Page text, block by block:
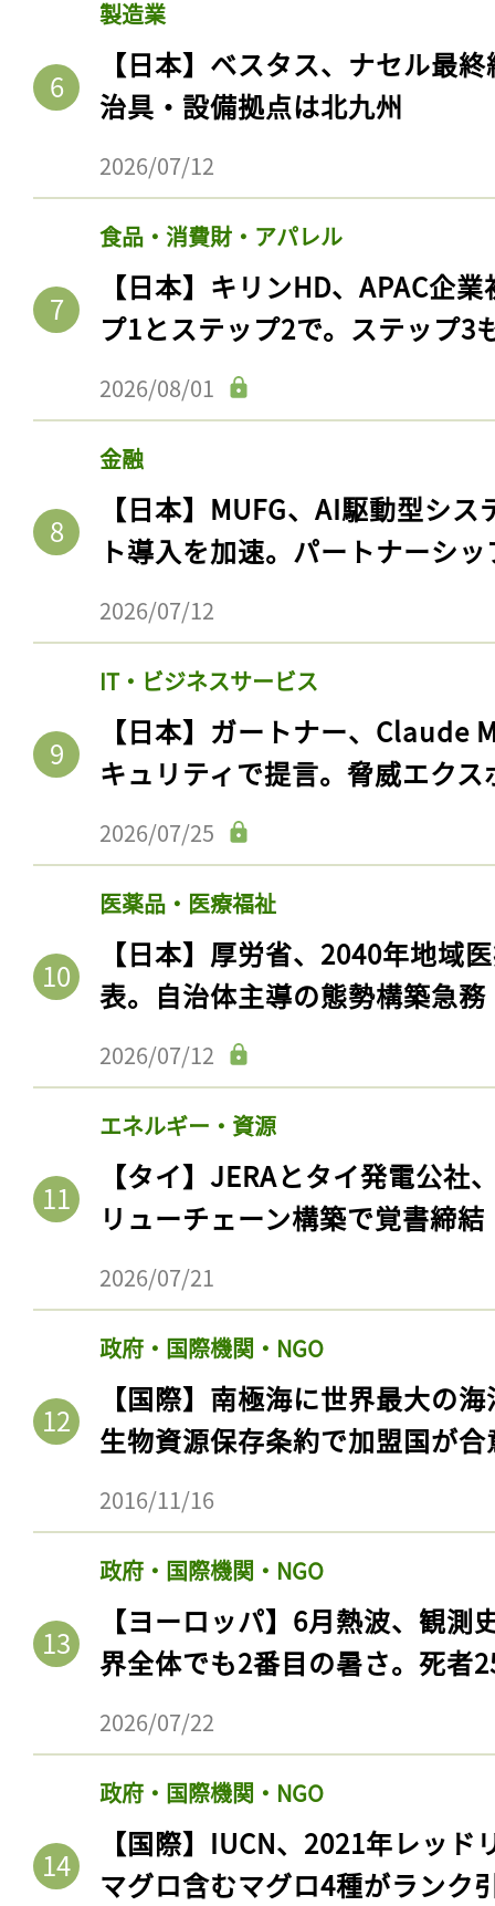
製造業
【日本】ベスタス、ナセル最
治具・設備拠点は北九州
2026/07/12
食品・消費財・アパレル
【日本】キリンHD、APAC企
プ1とステップ2で。ステップ3
2026/08/01
金融
【日本】MUFG、AI駆動型シ
ト導入を加速。パートナーシ
2026/07/12
IT・ビジネスサービス
【日本】ガートナー、Claude
キュリティで提言。脅威エク
2026/07/25
医薬品・医療福祉
【日本】厚労省、2040年地域
表。自治体主導の態勢構築急務
2026/07/12
エネルギー・資源
【タイ】JERAとタイ発電公社
リューチェーン構築で覚書締結
2026/07/21
政府・国際機関・NGO
【国際】南極海に世界最大の
生物資源保存条約で加盟国が合
2016/11/16
政府・国際機関・NGO
【ヨーロッパ】6月熱波、観
界全体でも2番目の暑さ。死者
2026/07/22
政府・国際機関・NGO
【国際】IUCN、2021年レッ
マグロ含むマグロ4種がランク
記事をお気に入りに
ログインが必
会員登録